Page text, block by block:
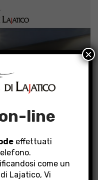
line
effettuati
come un
Lajatico, Vi
×